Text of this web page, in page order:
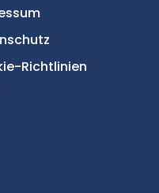
Richtlinien